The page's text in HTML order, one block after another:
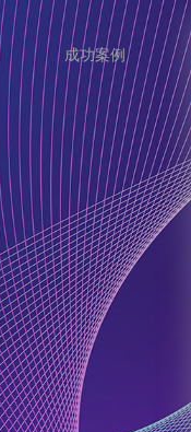
成功案例